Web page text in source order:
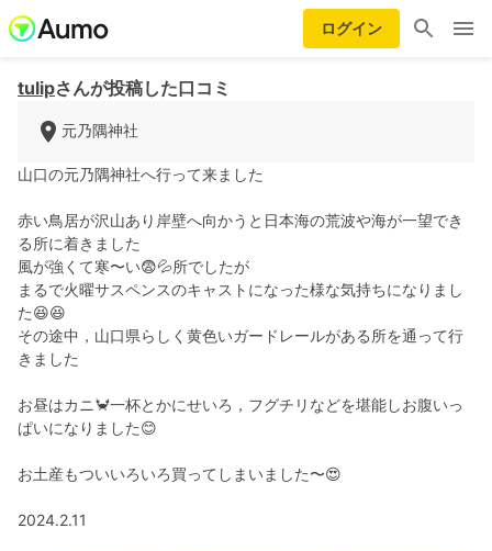
ログイン
tulipさんが投稿した口コミ
元乃隅神社
山口の元乃隅神社へ行って来ました
赤い鳥居が沢山あり岸壁へ向かうと日本海の荒波や海が一望でき
る所に着きました
風が強くて寒〜い😨💦所でしたが
まるで火曜サスペンスのキャストになった様な気持ちになりまし
た😆😆
その途中，山口県らしく黄色いガードレールがある所を通って行
きました
お昼はカニ🦀一杯とかにせいろ，フグチリなどを堪能しお腹いっ
ぱいになりました😊
お土産もついいろいろ買ってしまいました〜😍
2024.2.11